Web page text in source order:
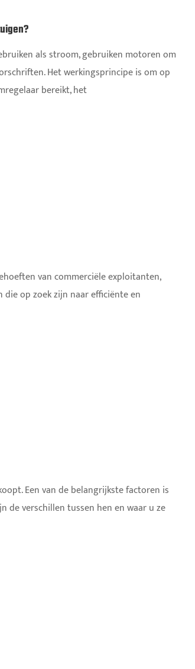
als stroom, gebruiken motoren om
Het werkingsprincipe is om op
bereikt, het
van commerciële exploitanten,
op zoek zijn naar efficiënte en
Een van de belangrijkste factoren is
de verschillen tussen hen en waar u ze